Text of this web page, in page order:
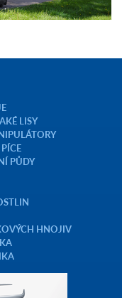
LISY
PŮDY
HNOJIV